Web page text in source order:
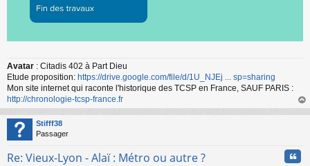
Avatar : Citadis 402 à Part Dieu
Etude proposition: https://drive.google.com/file/d/1U_NJEj ... sp=sharing
Mon site internet qui raconte l'historique des TCSP en France, SAUF PARIS :
http://chronologie-tcsp-france.fr
au
Stifff38
Passager
Re: Vieux-Lyon - Alaï : Métro ou autre ?